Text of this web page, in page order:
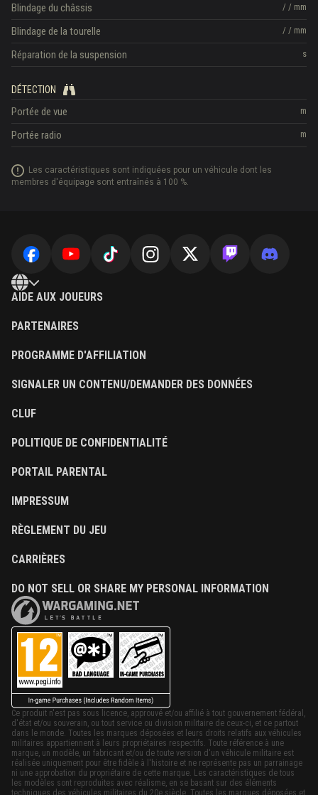
/ / mm
Blindage du châssis
/ / mm
Blindage de la tourelle
s
Réparation de la suspension
DÉTECTION
m
Portée de vue
m
Portée radio
Les caractéristiques sont indiquées pour un véhicule dont les
membres d'équipage sont entraînés à 100 %.
AIDE AUX JOUEURS
PARTENAIRES
PROGRAMME D'AFFILIATION
SIGNALER UN CONTENU/DEMANDER DES DONNÉES
CLUF
POLITIQUE DE CONFIDENTIALITÉ
PORTAIL PARENTAL
IMPRESSUM
RÈGLEMENT DU JEU
CARRIÈRES
DO NOT SELL OR SHARE MY PERSONAL INFORMATION
Ce produit n'est pas sous licence, approuvé et/ou affilié à tout gouvernement fédéral,
d'état et/ou souverain, ou tout service ou division militaire de ceux-ci, et ce partout
dans le monde. Toutes les marques déposées et leurs droits relatifs aux véhicules
militaires appartiennent à leurs propriétaires respectifs. Toute référence à une
marque, un modèle, un fabricant et/ou de toute version d'un véhicule militaire est
réalisée uniquement pour être fidèle à l'histoire et ne représente pas un parrainage
ni une approbation du propriétaire de cette marque. Les caractéristiques de tous
les modèles sont reproduites avec réalisme, en se basant sur des éléments
techniques des véhicules militaires du 20e siècle. Toutes les marques déposées et